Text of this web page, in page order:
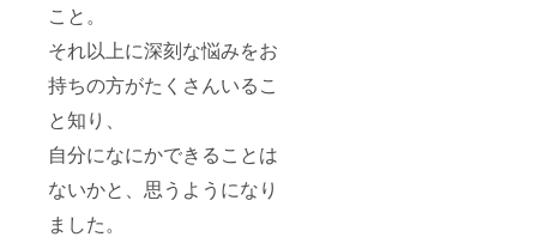
こと。
それ以上に深刻な悩みをお
持ちの方がたくさんいるこ
と知り、
自分になにかできることは
ないかと、思うようになり
ました。